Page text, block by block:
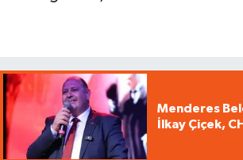
Menderes
İlkay Çiçek,